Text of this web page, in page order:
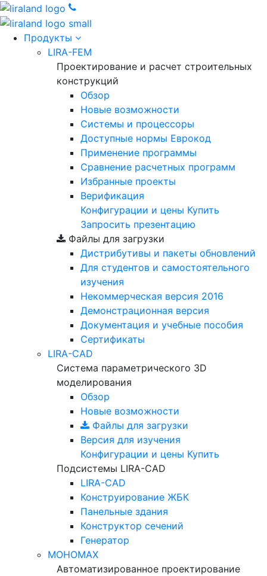
Продукты
LIRA-FEM
Проектирование и расчет строительных
конструкций
Обзор
Новые возможности
Cистемы и процессоры
Доступные нормы Еврокод
Применение программы
Сравнение расчетных программ
Избранные проекты
Верификация
Конфигурации и цены Купить
Запросить презентацию
Файлы для загрузки
Дистрибутивы и пакеты обновлений
Для студентов и самостоятельного
изучения
Некоммерческая версия 2016
Демонстрационная версия
Документация и учебные пособия
Сертификаты
LIRA-CAD
Система параметрического 3D
моделирования
Обзор
Новые возможности
Файлы для загрузки
Версия для изучения
Конфигурации и цены Купить
Подсистемы LIRA-CAD
LIRA-CAD
Конструирование ЖБК
Панельные здания
Конструктор сечений
Генератор
МОНОМАХ
Автоматизированное проектирование